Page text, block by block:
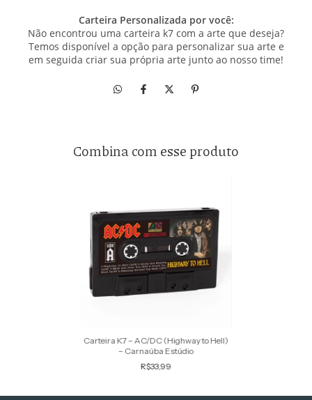
Carteira Personalizada por você:
Não encontrou uma carteira k7 com a arte que deseja?
Temos disponível a opção para personalizar sua arte e
em seguida criar sua própria arte junto ao nosso time!
Combina com esse produto
Carteira K7 – AC/DC (Highway to Hell)
– Carnaúba Estúdio
R$33,99